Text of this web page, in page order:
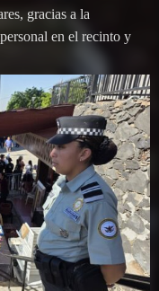
gracias a la
en el recinto y